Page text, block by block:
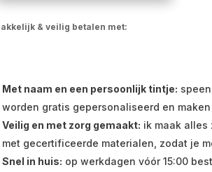
& veilig betalen met:
Met naam en een persoonlijk tintje:
worden gratis gepersonaliseerd en
Veilig en met zorg gemaakt: ik maak
met gecertificeerde materialen, zodat je
Snel in huis: op werkdagen vóór 15:00